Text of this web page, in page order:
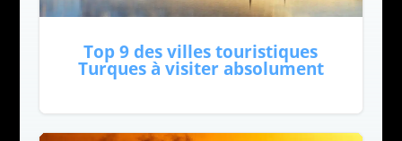
Top 9 des villes touristiques
Turques à visiter absolument